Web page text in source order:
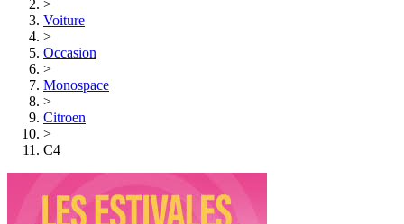
>
Voiture
>
Occasion
>
Monospace
>
Citroen
>
C4